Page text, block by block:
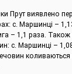
Прут виявлено
c. Маршинці –
– 1,1 раза.
c. Маршинці –